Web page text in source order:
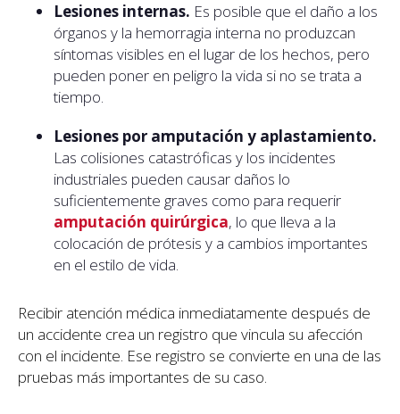
Lesiones internas. Es posible que el daño a los
órganos y la hemorragia interna no produzcan
síntomas visibles en el lugar de los hechos, pero
pueden poner en peligro la vida si no se trata a
tiempo.
Lesiones por amputación y aplastamiento.
Las colisiones catastróficas y los incidentes
industriales pueden causar daños lo
suficientemente graves como para requerir
amputación quirúrgica, lo que lleva a la
colocación de prótesis y a cambios importantes
en el estilo de vida.
Recibir atención médica inmediatamente después de
un accidente crea un registro que vincula su afección
con el incidente. Ese registro se convierte en una de las
pruebas más importantes de su caso.